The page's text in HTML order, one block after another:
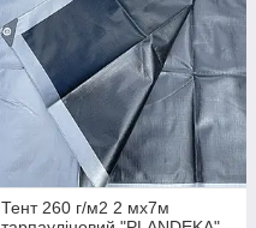
Тент 260 г/м2 2 мх7м